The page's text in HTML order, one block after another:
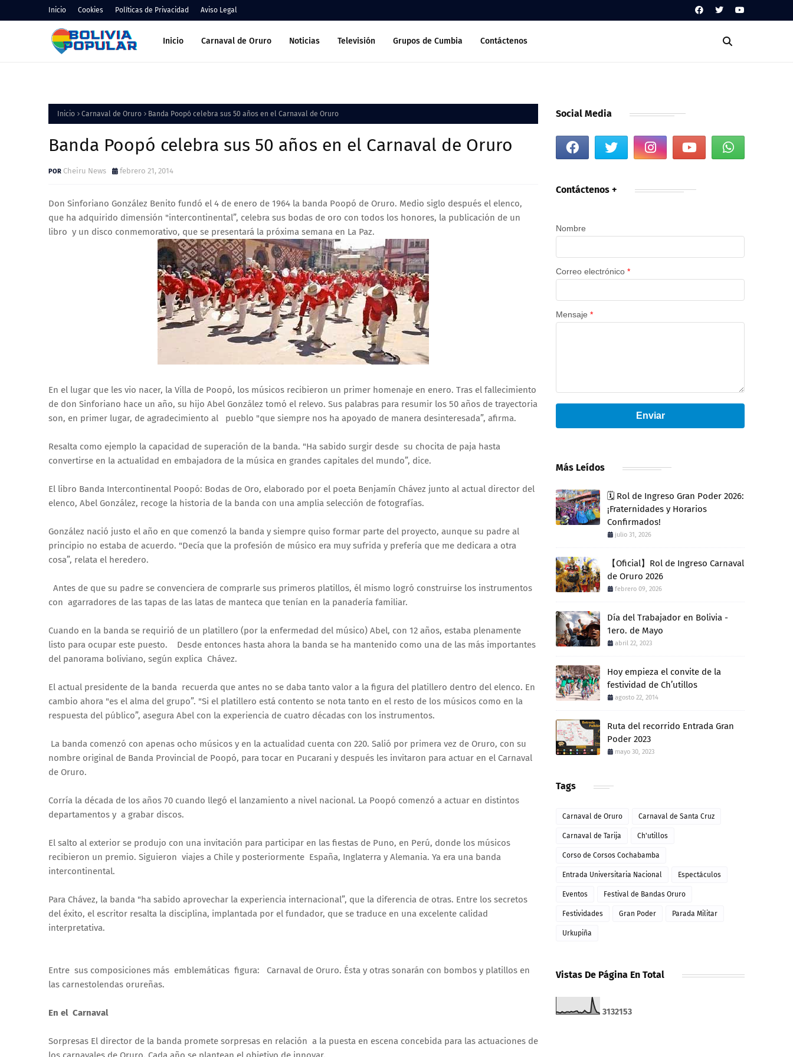
Inicio Cookies Políticas de Privacidad Aviso Legal
Inicio Carnaval de Oruro Noticias Televisión Grupos de Cumbia Contáctenos
Inicio Carnaval de Oruro Banda Poopó celebra sus 50 años en el Carnaval de Oruro
Banda Poopó celebra sus 50 años en el Carnaval de Oruro
Cheiru News febrero 21, 2014
Don Sinforiano González Benito fundó el 4 de enero de 1964 la banda Poopó de Oruro. Medio siglo después el elenco,
que ha adquirido dimensión "intercontinental”, celebra sus bodas de oro con todos los honores, la publicación de un
libro y un disco conmemorativo, que se presentará la próxima semana en La Paz.
En el lugar que les vio nacer, la Villa de Poopó, los músicos recibieron un primer homenaje en enero. Tras el fallecimiento
de don Sinforiano hace un año, su hijo Abel González tomó el relevo. Sus palabras para resumir los 50 años de trayectoria
son, en primer lugar, de agradecimiento al pueblo "que siempre nos ha apoyado de manera desinteresada”, afirma.
Resalta como ejemplo la capacidad de superación de la banda. "Ha sabido surgir desde su chocita de paja hasta
convertirse en la actualidad en embajadora de la música en grandes capitales del mundo”, dice.
El libro Banda Intercontinental Poopó: Bodas de Oro, elaborado por el poeta Benjamín Chávez junto al actual director del
elenco, Abel González, recoge la historia de la banda con una amplia selección de fotografías.
González nació justo el año en que comenzó la banda y siempre quiso formar parte del proyecto, aunque su padre al
principio no estaba de acuerdo. "Decía que la profesión de músico era muy sufrida y prefería que me dedicara a otra
cosa”, relata el heredero.
Antes de que su padre se convenciera de comprarle sus primeros platillos, él mismo logró construirse los instrumentos
con agarradores de las tapas de las latas de manteca que tenían en la panadería familiar.
Cuando en la banda se requirió de un platillero (por la enfermedad del músico) Abel, con 12 años, estaba plenamente
listo para ocupar este puesto. Desde entonces hasta ahora la banda se ha mantenido como una de las más importantes
del panorama boliviano, según explica Chávez.
El actual presidente de la banda recuerda que antes no se daba tanto valor a la figura del platillero dentro del elenco. En
cambio ahora "es el alma del grupo”. "Si el platillero está contento se nota tanto en el resto de los músicos como en la
respuesta del público”, asegura Abel con la experiencia de cuatro décadas con los instrumentos.
La banda comenzó con apenas ocho músicos y en la actualidad cuenta con 220. Salió por primera vez de Oruro, con su
nombre original de Banda Provincial de Poopó, para tocar en Pucarani y después les invitaron para actuar en el Carnaval
de Oruro.
Corría la década de los años 70 cuando llegó el lanzamiento a nivel nacional. La Poopó comenzó a actuar en distintos
departamentos y a grabar discos.
El salto al exterior se produjo con una invitación para participar en las fiestas de Puno, en Perú, donde los músicos
recibieron un premio. Siguieron viajes a Chile y posteriormente España, Inglaterra y Alemania. Ya era una banda
intercontinental.
Para Chávez, la banda "ha sabido aprovechar la experiencia internacional”, que la diferencia de otras. Entre los secretos
del éxito, el escritor resalta la disciplina, implantada por el fundador, que se traduce en una excelente calidad
interpretativa.
Entre sus composiciones más emblemáticas figura: Carnaval de Oruro. Ésta y otras sonarán con bombos y platillos en
las carnestolendas orureñas.
En el Carnaval
Sorpresas El director de la banda promete sorpresas en relación a la puesta en escena concebida para las actuaciones de
Social Media
Contáctenos +
Nombre
Correo electrónico *
Mensaje *
Enviar
Más Leídos
🗓️ Rol de Ingreso Gran Poder 2026:
¡Fraternidades y Horarios
Confirmados!
julio 31, 2026
【Oficial】Rol de Ingreso Carnaval
de Oruro 2026
febrero 09, 2026
Día del Trabajador en Bolivia -
1ero. de Mayo
abril 22, 2023
Hoy empieza el convite de la
festividad de Ch’utillos
agosto 22, 2014
Ruta del recorrido Entrada Gran
Poder 2023
mayo 30, 2023
Tags
Carnaval de Oruro Carnaval de Santa Cruz
Carnaval de Tarija Ch'utillos
Corso de Corsos Cochabamba
Entrada Universitaria Nacional Espectáculos
Eventos Festival de Bandas Oruro
Festividades Gran Poder Parada Militar
Urkupiña
Vistas De Página En Total
3132153